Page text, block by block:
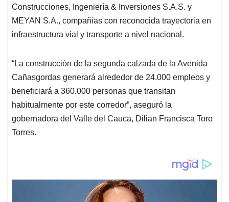
Construcciones, Ingeniería & Inversiones S.A.S. y
MEYAN S.A., compañías con reconocida trayectoria en
infraestructura vial y transporte a nivel nacional.
“La construcción de la segunda calzada de la Avenida
Cañasgordas generará alrededor de 24.000 empleos y
beneficiará a 360.000 personas que transitan
habitualmente por este corredor”, aseguró la
gobernadora del Valle del Cauca, Dilian Francisca Toro
Torres.